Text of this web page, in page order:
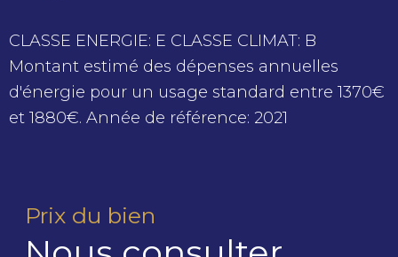
CLASSE ENERGIE: E CLASSE CLIMAT: B
Montant estimé des dépenses annuelles
d'énergie pour un usage standard entre 1370€
et 1880€. Année de référence: 2021
Prix du bien